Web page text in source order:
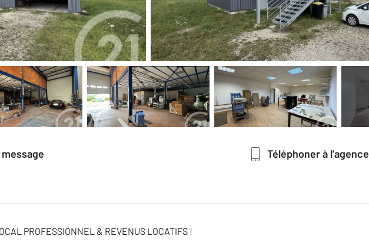
message Téléphoner à l'agence
PROFESSIONNEL & REVENUS LOCATIFS !